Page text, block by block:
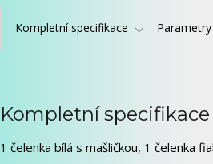
Kompletní specifikace Parametry
Kompletní specifikace
1 čelenka bílá s mašličkou, 1 čelenka